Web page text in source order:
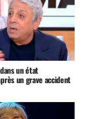
un état
un grave accident